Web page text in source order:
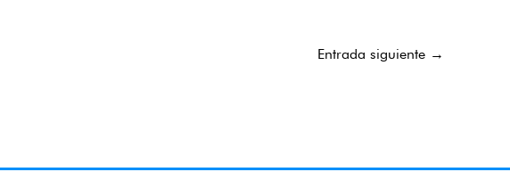
Entrada siguiente →